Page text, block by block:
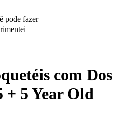
pode fazer
com Dos
+ 5 Year Old